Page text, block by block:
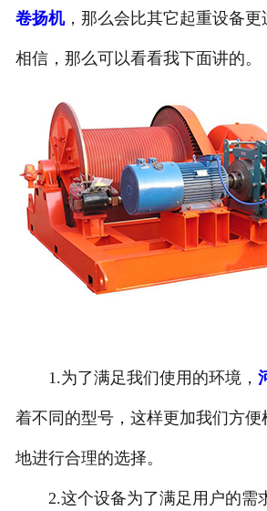
卷扬机，那么会比其它起重设备更
相信，那么可以看看我下面讲的。
1.为了满足我们使用的环境，
着不同的型号，这样更加我们方便
地进行合理的选择。
2.这个设备为了满足用户的需